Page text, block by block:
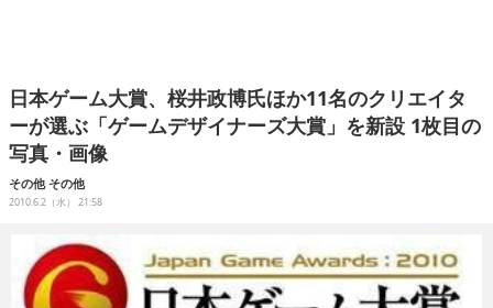
企業動向
人材育成
産業政策
連載
イベント/セミナー
日本ゲーム大賞、桜井政博氏ほか11名のクリエイタ
ーが選ぶ「ゲームデザイナーズ大賞」を新設 1枚目の
写真・画像
その他 その他
2010.6.2（水） 21:58